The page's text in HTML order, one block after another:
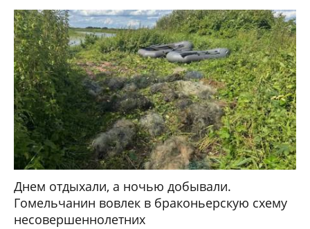
Днем отдыхали, а ночью добывали.
Гомельчанин вовлек в браконьерскую схему
несовершеннолетних